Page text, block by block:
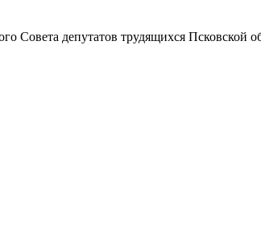
Совета депутатов трудящихся